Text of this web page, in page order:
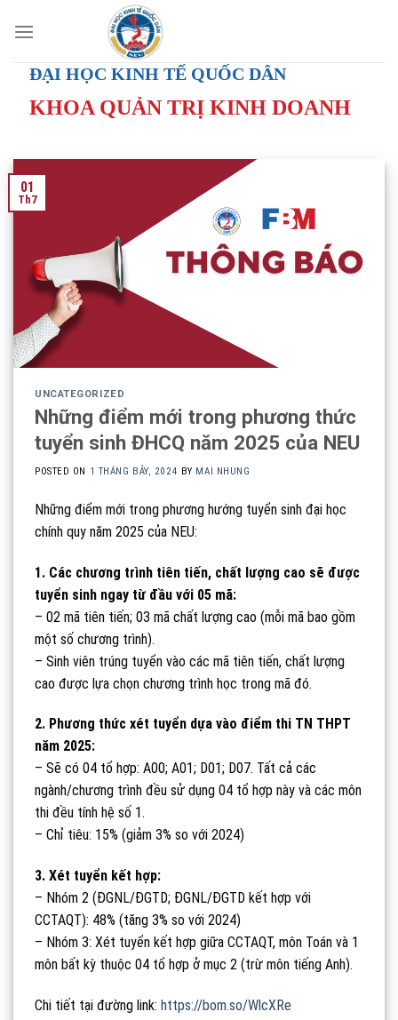
ĐẠI HỌC KINH TẾ QUỐC DÂN
KHOA QUẢN TRỊ KINH DOANH
01
Th7
UNCATEGORIZED
Những điểm mới trong phương thức
tuyển sinh ĐHCQ năm 2025 của NEU
POSTED ON 1 THÁNG BẢY, 2024 BY MAI NHUNG
Những điểm mới trong phương hướng tuyển sinh đại học
chính quy năm 2025 của NEU:
1. Các chương trình tiên tiến, chất lượng cao sẽ được
tuyển sinh ngay từ đầu với 05 mã:
– 02 mã tiên tiến; 03 mã chất lượng cao (mỗi mã bao gồm
một số chương trình).
– Sinh viên trúng tuyển vào các mã tiên tiến, chất lượng
cao được lựa chọn chương trình học trong mã đó.
2. Phương thức xét tuyển dựa vào điểm thi TN THPT
năm 2025:
– Sẽ có 04 tổ hợp: A00; A01; D01; D07. Tất cả các
ngành/chương trình đều sử dụng 04 tổ hợp này và các môn
thi đều tính hệ số 1.
– Chỉ tiêu: 15% (giảm 3% so với 2024)
3. Xét tuyển kết hợp:
– Nhóm 2 (ĐGNL/ĐGTD; ĐGNL/ĐGTD kết hợp với
CCTAQT): 48% (tăng 3% so với 2024)
– Nhóm 3: Xét tuyển kết hợp giữa CCTAQT, môn Toán và 1
môn bất kỳ thuộc 04 tổ hợp ở mục 2 (trừ môn tiếng Anh).
Chi tiết tại đường link: https://bom.so/WlcXRe